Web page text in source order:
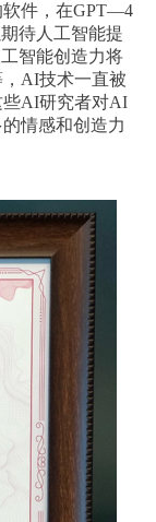
软件，在GPT—4
待人工智能提
智能创造力将
AI技术一直被
些AI研究者对AI
情感和创造力